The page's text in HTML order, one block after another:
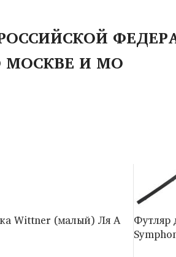
МОСКВЕ И МО
Wittner (малый) Ля A
Футляр